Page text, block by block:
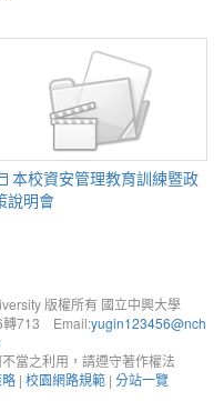
本校資安管理教育訓練暨政
說明會
版權所有 國立中興大學
轉713 Email:yugin123456@nch
當之利用，請遵守著作權法
| 校園網路規範 | 分站一覽